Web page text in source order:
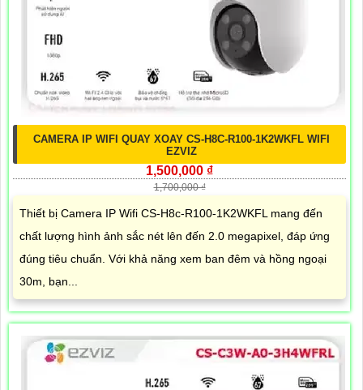
CAMERA IP WIFI QUAY XOAY CS-H8C-R100-1K2WKFL WIFI
EZVIZ
1,500,000 ₫
1,700,000 ₫
Thiết bị Camera IP Wifi CS-H8c-R100-1K2WKFL mang đến
chất lượng hình ảnh sắc nét lên đến 2.0 megapixel, đáp ứng
đúng tiêu chuẩn. Với khả năng xem ban đêm và hồng ngoại
30m, bạn...